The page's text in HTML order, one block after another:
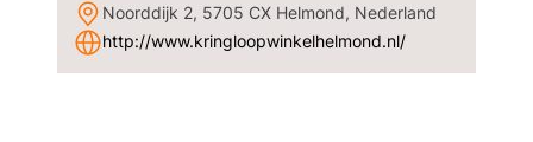
Noorddijk 2, 5705 CX Helmond, Nederland
http://www.kringloopwinkelhelmond.nl/